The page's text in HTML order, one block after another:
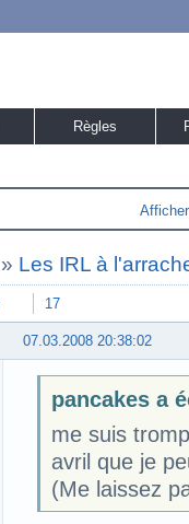
Règles
» Les IRL à
17
07.03.2008 20:38:02
pancakes a
me suis
avril que je
(Me laissez